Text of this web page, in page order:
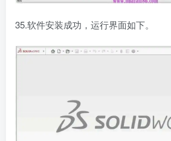
35.软件安装成功，运行界面如下。